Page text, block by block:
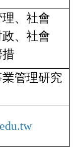
、社會
、社會
措
管理研究